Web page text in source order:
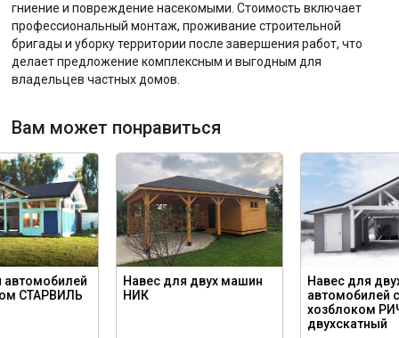
гниение и повреждение насекомыми. Стоимость включает
профессиональный монтаж, проживание строительной
бригады и уборку территории после завершения работ, что
делает предложение комплексным и выгодным для
владельцев частных домов.
Вам может понравиться
автомобилей
СТАРВИЛЬ
Навес для двух машин
НИК
Навес для
автомобилей
хозблоком
двухскатный